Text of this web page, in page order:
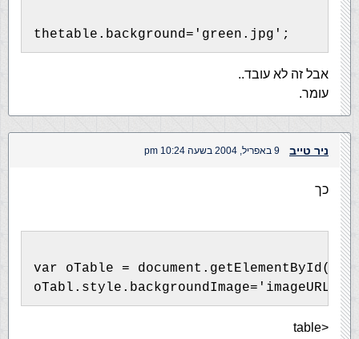
thetable.background='green.jpg';
אבל זה לא עובד..
עומר.
ניר טייב 9 באפריל, 2004 בשעה 10:24 pm
כך
var oTable =
oTabl.style.backgroundImage='imageURL'
<table